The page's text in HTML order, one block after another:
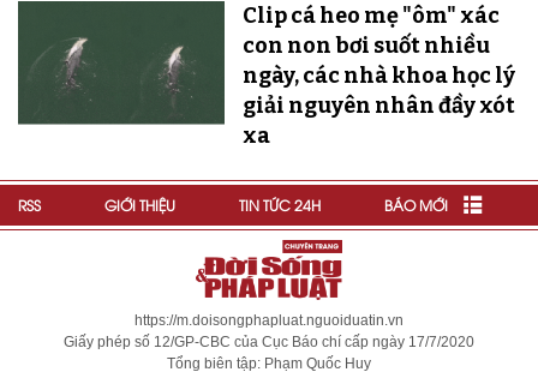
Clip cá heo mẹ "ôm" xác
con non bơi suốt nhiều
ngày, các nhà khoa học lý
giải nguyên nhân đầy xót
xa
RSS GIỚI THIỆU TIN TỨC 24H BÁO MỚI
https://m.doisongphapluat.nguoiduatin.vn
Giấy phép số 12/GP-CBC của Cục Báo chí cấp ngày 17/7/2020
Tổng biên tập: Phạm Quốc Huy